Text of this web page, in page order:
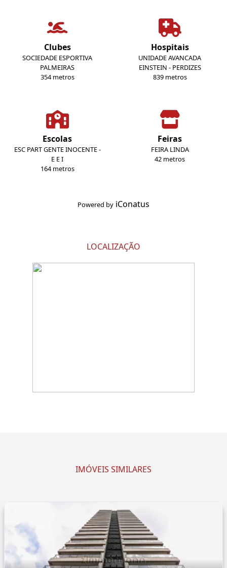
Clubes
SOCIEDADE ESPORTIVA
PALMEIRAS
354 metros
Hospitais
UNIDADE AVANCADA
EINSTEIN - PERDIZES
839 metros
Escolas
ESC PART GENTE INOCENTE -
E E I
164 metros
Feiras
FEIRA LINDA
42 metros
Powered by iConatus
LOCALIZAÇÃO
IMÓVEIS SIMILARES